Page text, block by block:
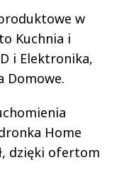
w
Kuchnia i
i Elektronika,
Domowe.
Home
dzięki ofertom